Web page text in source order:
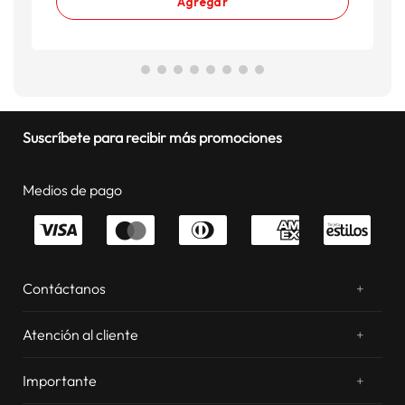
Suscríbete para recibir más promociones
Medios de pago
Contáctanos +
Atención al cliente
+
Cambios y devoluciones
Importante
+